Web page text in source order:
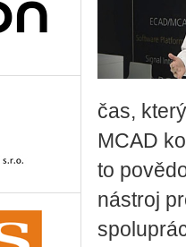
čas,
MCAD
to
nástroj